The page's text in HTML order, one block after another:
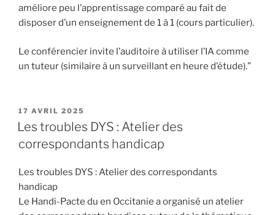
améliore peu l’apprentissage comparé au fait de
disposer d’un enseignement de 1 à 1 (cours particulier).
Le conférencier invite l’auditoire à utiliser l’IA comme
un tuteur (similaire à un surveillant en heure d’étude).”
PUBLIÉ
LE
17 AVRIL 2025
Les troubles DYS : Atelier des
correspondants handicap
Les troubles DYS : Atelier des correspondants
handicap
Le Handi-Pacte du en Occitanie a organisé un atelier